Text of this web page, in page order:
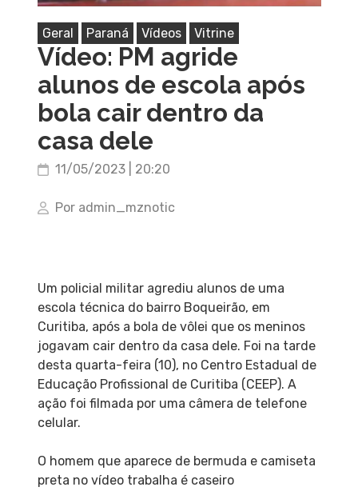
Geral Paraná Vídeos Vitrine
Vídeo: PM agride
alunos de escola após
bola cair dentro da
casa dele
11/05/2023 | 20:20
Por admin_mznotic
Um policial militar agrediu alunos de uma
escola técnica do bairro Boqueirão, em
Curitiba, após a bola de vôlei que os meninos
jogavam cair dentro da casa dele. Foi na tarde
desta quarta-feira (10), no Centro Estadual de
Educação Profissional de Curitiba (CEEP). A
ação foi filmada por uma câmera de telefone
celular.
O homem que aparece de bermuda e camiseta
preta no vídeo trabalha é caseiro